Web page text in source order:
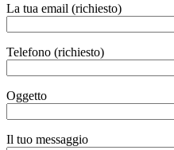
La tua email (richiesto)
Telefono (richiesto)
Oggetto
Il tuo messaggio